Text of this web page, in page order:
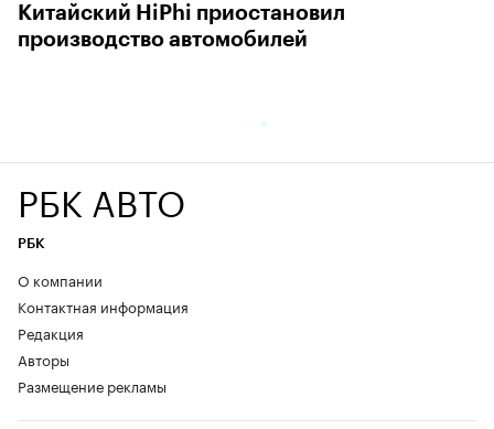
Китайский HiPhi приостановил
производство автомобилей
РБК АВТО
РБК
О компании
Контактная информация
Редакция
Авторы
Размещение рекламы